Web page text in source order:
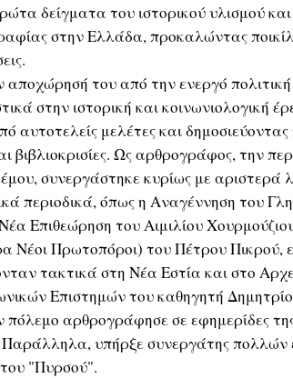
δείγματα του ιστορικού υλισμού και
στην Ελλάδα, προκαλώντας
του από την ενεργό πολιτική
στην ιστορική και κοινωνιολογική
αυτοτελείς μελέτες και
βιβλιοκρισίες. Ως αρθρογράφος, την
συνεργάστηκε κυρίως με αριστερά
περιοδικά, όπως η Αναγέννηση του
Επιθεώρηση του Αιμιλίου
Νέοι Πρωτοπόροι) του Πέτρου Πικρού,
τακτικά στη Νέα Εστία και στο
Επιστημών του καθηγητή
αρθρογράφησε σε εφημερίδες
υπήρξε συνεργάτης πολλών
"Πυρσού".